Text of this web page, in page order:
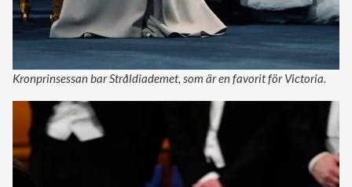
Kronprinsessan bar Stråldiademet, som är en favorit för Victoria.